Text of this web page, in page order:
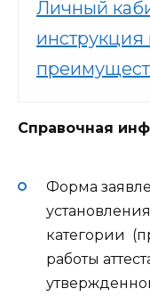
Личный
инструкция
Справочная
Форма
категории
работы